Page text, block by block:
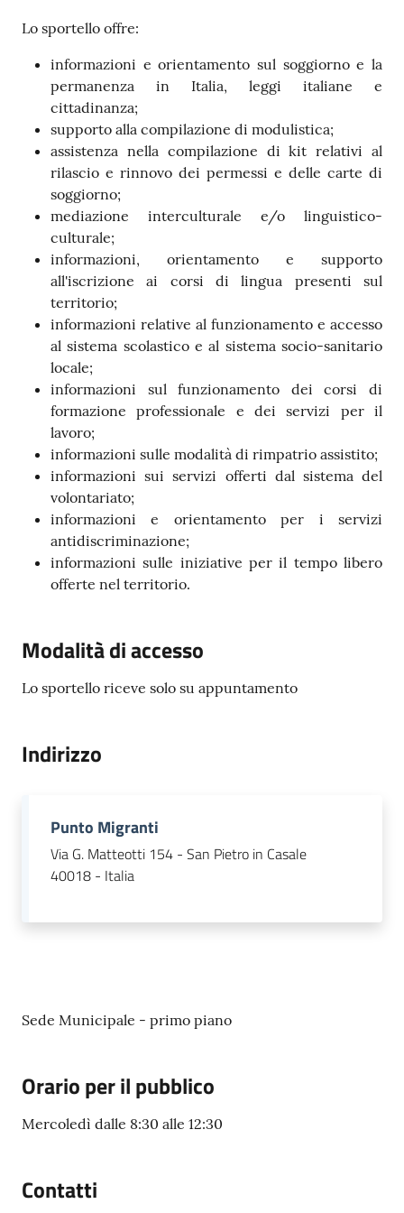
Lo sportello offre:
informazioni e orientamento sul soggiorno e la
permanenza in Italia, leggi italiane e
cittadinanza;
supporto alla compilazione di modulistica;
assistenza nella compilazione di kit relativi al
rilascio e rinnovo dei permessi e delle carte di
soggiorno;
mediazione interculturale e/o linguistico-
culturale;
informazioni, orientamento e supporto
all'iscrizione ai corsi di lingua presenti sul
territorio;
informazioni relative al funzionamento e accesso
al sistema scolastico e al sistema socio-sanitario
locale;
informazioni sul funzionamento dei corsi di
formazione professionale e dei servizi per il
lavoro;
informazioni sulle modalità di rimpatrio assistito;
informazioni sui servizi offerti dal sistema del
volontariato;
informazioni e orientamento per i servizi
antidiscriminazione;
informazioni sulle iniziative per il tempo libero
offerte nel territorio.
Modalità di accesso
Lo sportello riceve solo su appuntamento
Indirizzo
Punto Migranti
Via G. Matteotti 154 - San Pietro in Casale
40018 - Italia
Sede Municipale - primo piano
Orario per il pubblico
Mercoledì dalle 8:30 alle 12:30
Contatti